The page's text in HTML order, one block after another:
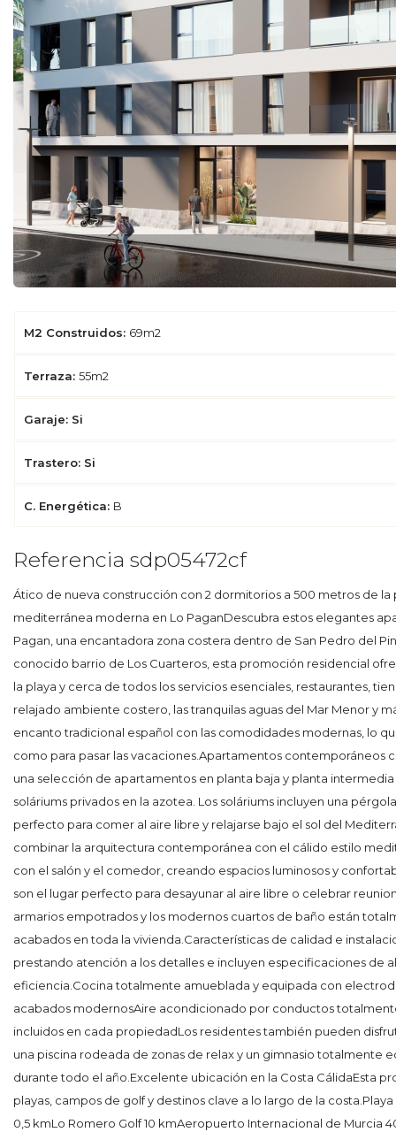
M2 Construidos: 69m2
Terraza: 55m2
Garaje: Si
Trastero: Si
C. Energética: B
Referencia sdp05472cf
Ático de nueva construcción con 2 dormitorios a 500 metros de la
mediterránea moderna en Lo PaganDescubra estos elegantes
Pagan, una encantadora zona costera dentro de San Pedro del
conocido barrio de Los Cuarteros, esta promoción residencial
la playa y cerca de todos los servicios esenciales, restaurantes,
relajado ambiente costero, las tranquilas aguas del Mar Menor y
encanto tradicional español con las comodidades modernas, lo
como para pasar las vacaciones.Apartamentos contemporáneos
una selección de apartamentos en planta baja y planta
soláriums privados en la azotea. Los soláriums incluyen una
perfecto para comer al aire libre y relajarse bajo el sol del
combinar la arquitectura contemporánea con el cálido estilo
con el salón y el comedor, creando espacios luminosos y
son el lugar perfecto para desayunar al aire libre o celebrar
armarios empotrados y los modernos cuartos de baño están
acabados en toda la vivienda.Características de calidad e
prestando atención a los detalles e incluyen especificaciones de
eficiencia.Cocina totalmente amueblada y equipada con
acabados modernosAire acondicionado por conductos
incluidos en cada propiedadLos residentes también pueden
una piscina rodeada de zonas de relax y un gimnasio totalmente
durante todo el año.Excelente ubicación en la Costa CálidaEsta
playas, campos de golf y destinos clave a lo largo de la
0,5 kmLo Romero Golf 10 kmAeropuerto Internacional de Murcia